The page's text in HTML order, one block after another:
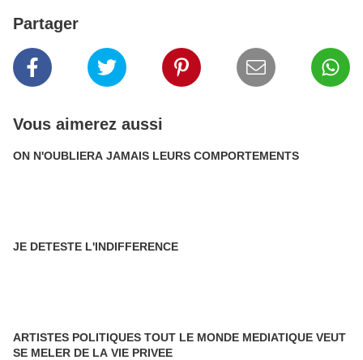
Partager
Vous aimerez aussi
ON N'OUBLIERA JAMAIS LEURS COMPORTEMENTS
JE DETESTE L'INDIFFERENCE
ARTISTES POLITIQUES TOUT LE MONDE MEDIATIQUE VEUT
SE MELER DE LA VIE PRIVEE